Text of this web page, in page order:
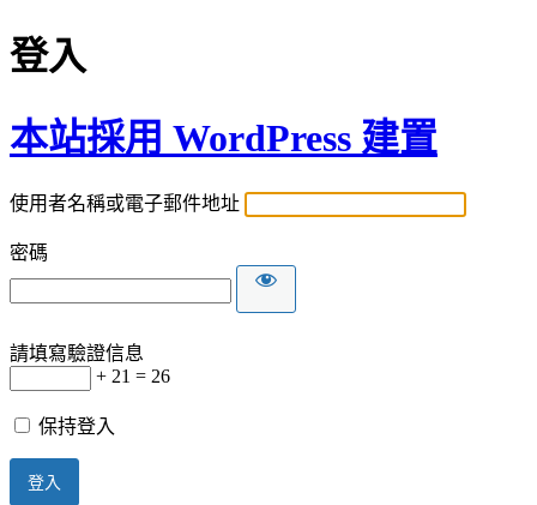
登入
本站採用 WordPress 建置
使用者名稱或電子郵件地址
密碼
請填寫驗證信息
+ 21 = 26
保持登入